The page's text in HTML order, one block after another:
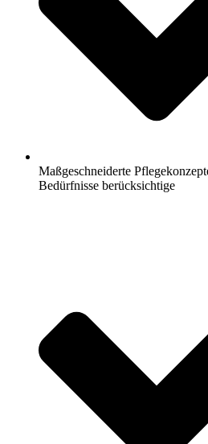
Maßgeschneiderte
Bedürfnisse berücksichtige